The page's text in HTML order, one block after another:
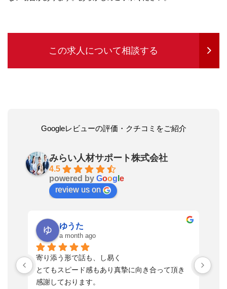
この求人について相談する
Googleレビューの評価・クチコミをご紹介
みらい人材サポート株式会社
4.5
powered by Goog e
review us on
ゆうた
a month ago
寄り添う形で話も、し易く
とてもスピード感もあり真摯に向き合って頂き
感謝しております。